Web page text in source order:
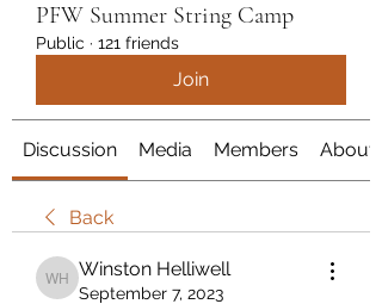
PFW Summer String Camp
Public · 121 friends
Join
Discussion Media Members About
Back
Winston Helliwell
Winston Helliwell
September 7, 2023